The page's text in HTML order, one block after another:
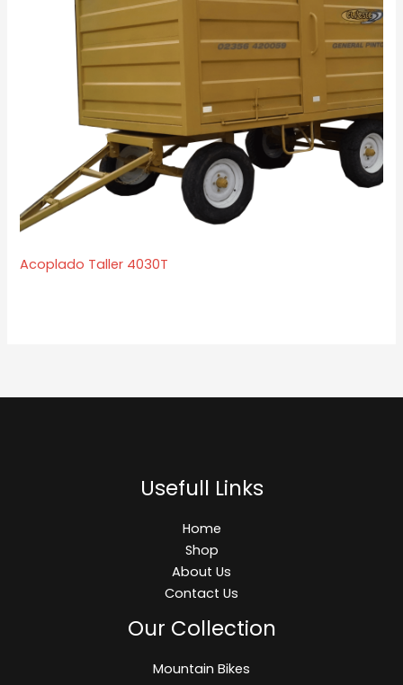
Acoplado Taller 4030T
Usefull Links
Home
Shop
About Us
Contact Us
Our Collection
Mountain Bikes